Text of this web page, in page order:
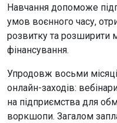
Навчання допоможе
умов воєнного часу,
розвитку та розширити
фінансування.
Упродовж восьми
онлайн-заходів:
на підприємства для
воркшопи. Загалом